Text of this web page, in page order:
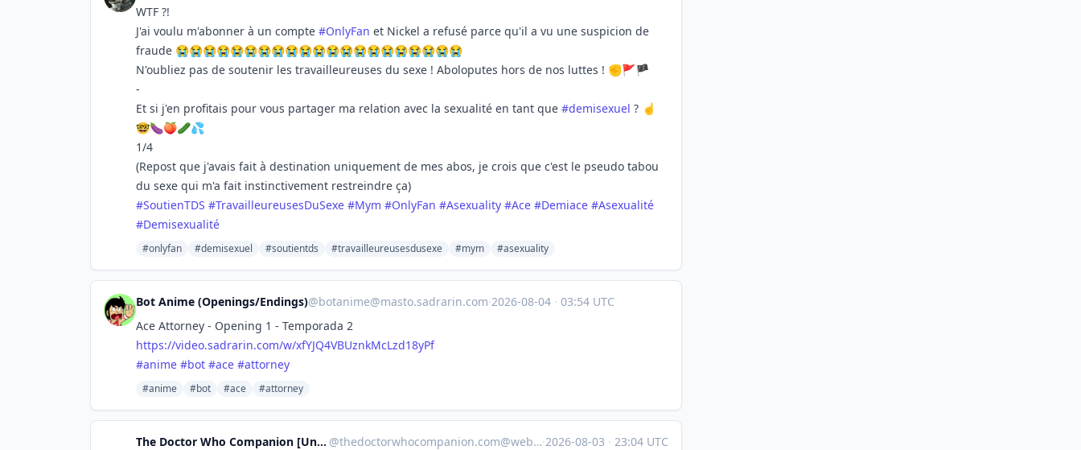
WTF ?!
J'ai voulu m'abonner à un compte #OnlyFan et Nickel a refusé parce qu'il a vu une suspicion de
fraude 😭😭😭😭😭😭😭😭😭😭😭😭😭😭😭😭😭😭😭😭😭
N'oubliez pas de soutenir les travailleureuses du sexe ! Aboloputes hors de nos luttes ! ✊🚩🏴
-
Et si j'en profitais pour vous partager ma relation avec la sexualité en tant que #demisexuel ? ☝️
🤓🍆🍑🥒💦
1/4
(Repost que j'avais fait à destination uniquement de mes abos, je crois que c'est le pseudo tabou
du sexe qui m'a fait instinctivement restreindre ça)
#SoutienTDS #TravailleureusesDuSexe #Mym #OnlyFan #Asexuality #Ace #Demiace #Asexualité
#Demisexualité
#onlyfan #demisexuel #soutientds #travailleureusesdusexe #mym #asexuality
Bot Anime (Openings/Endings)@botanime@masto.sadrarin.com·2026-08-04 · 03:54 UTC
Ace Attorney - Opening 1 - Temporada 2
https://video.sadrarin.com/w/xfYJQ4VBUznkMcLzd18yPf
#anime #bot #ace #attorney
#anime #bot #ace #attorney
The Doctor Who Companion [Unofficial] @thedoctorwhocompanion.com@web.brid.gy ·2026-08-03 · 23:04 UTC